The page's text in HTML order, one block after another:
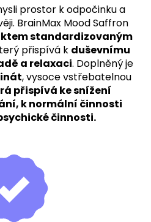
prostor k odpočinku a
BrainMax Mood Saffron
standardizovaným
přispívá k duševnímu
a relaxaci. Doplněný je
, vysoce vstřebatelnou
přispívá ke snížení
k normální činnosti
činnosti.